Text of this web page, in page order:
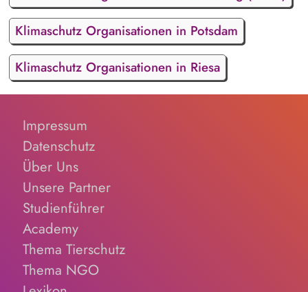
Klimaschutz Organisationen in Potsdam
Klimaschutz Organisationen in Riesa
Impressum
Datenschutz
Über Uns
Unsere Partner
Studienführer
Academy
Thema Tierschutz
Thema NGO